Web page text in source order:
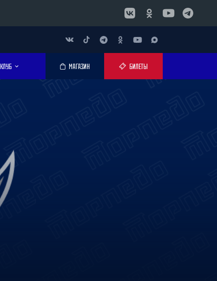
КЛУБ МАГАЗИН БИЛЕТЫ